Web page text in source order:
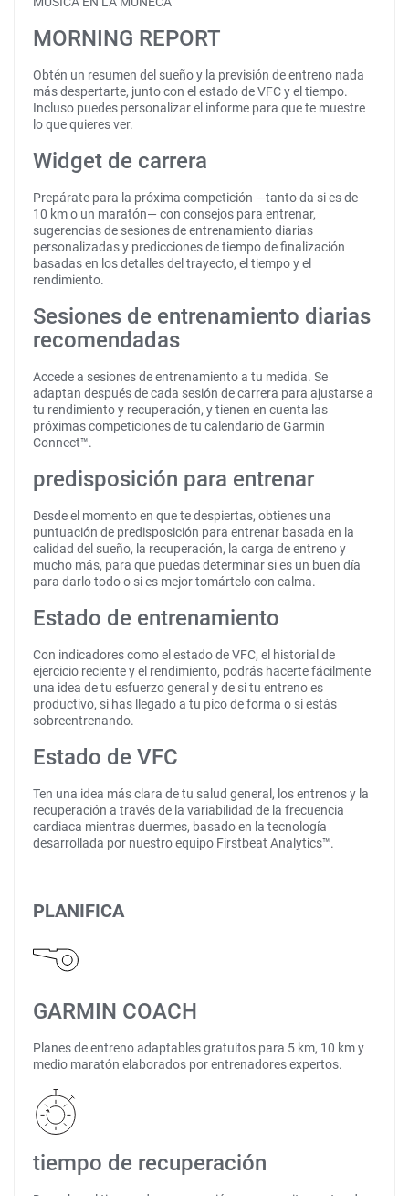
MORNING REPORT
Obtén un resumen del sueño y la previsión de entreno nada
más despertarte, junto con el estado de VFC y el tiempo.
Incluso puedes personalizar el informe para que te muestre
lo que quieres ver.
Widget de carrera
Prepárate para la próxima competición —tanto da si es de
10 km o un maratón— con consejos para entrenar,
sugerencias de sesiones de entrenamiento diarias
personalizadas y predicciones de tiempo de finalización
basadas en los detalles del trayecto, el tiempo y el
rendimiento.
Sesiones de entrenamiento diarias
recomendadas
Accede a sesiones de entrenamiento a tu medida. Se
adaptan después de cada sesión de carrera para ajustarse a
tu rendimiento y recuperación, y tienen en cuenta las
próximas competiciones de tu calendario de Garmin
Connect™.
predisposición para entrenar
Desde el momento en que te despiertas, obtienes una
puntuación de predisposición para entrenar basada en la
calidad del sueño, la recuperación, la carga de entreno y
mucho más, para que puedas determinar si es un buen día
para darlo todo o si es mejor tomártelo con calma.
Estado de entrenamiento
Con indicadores como el estado de VFC, el historial de
ejercicio reciente y el rendimiento, podrás hacerte fácilmente
una idea de tu esfuerzo general y de si tu entreno es
productivo, si has llegado a tu pico de forma o si estás
sobreentrenando.
Estado de VFC
Ten una idea más clara de tu salud general, los entrenos y la
recuperación a través de la variabilidad de la frecuencia
cardiaca mientras duermes, basado en la tecnología
desarrollada por nuestro equipo Firstbeat Analytics™.
PLANIFICA
GARMIN COACH
Planes de entreno adaptables gratuitos para 5 km, 10 km y
medio maratón elaborados por entrenadores expertos.
tiempo de recuperación